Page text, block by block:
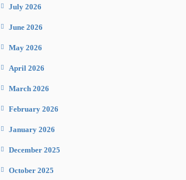
July 2026
June 2026
May 2026
April 2026
March 2026
February 2026
January 2026
December 2025
October 2025